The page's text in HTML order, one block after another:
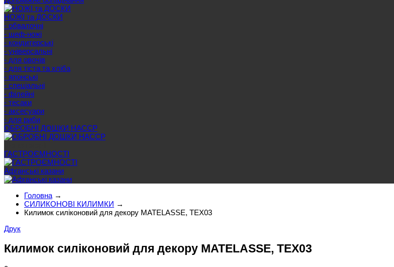
НОЖІ та ДОСКИ
- обвалочні
- шеф-ножі
- кондитерські
- універсальні
- для овочів
- для тіста та хліба
- японські
- спеціальні
- філейні
- тесаки
- аксесуари
- для риби
ОБРОБНІ ДОШКИ HACCP
ГАСТРОЄМНОСТІ
Афганські казани
Головна →
СИЛИКОНОВІ КИЛИМКИ →
Килимок силіконовий для декору MATELASSE, TEX03
Друк
Килимок силіконовий для декору MATELASSE, TEX03